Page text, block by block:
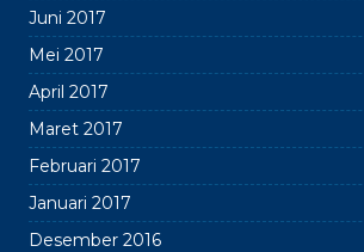
Juni 2017
Mei 2017
April 2017
Maret 2017
Februari 2017
Januari 2017
Desember 2016